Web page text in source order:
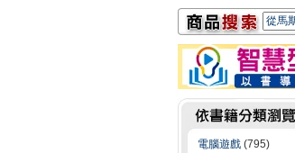
電腦遊戲 (795)